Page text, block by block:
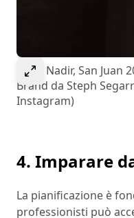
Select to expand
Cenit Nadir, San
Brand da Steph
Instagram)
4. Imparare
La pianificazione è
professionisti può